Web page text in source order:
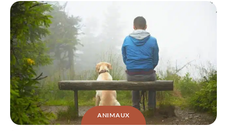
ANIMAUX